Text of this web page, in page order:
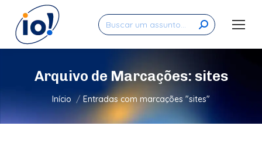
Search:
Arquivo de Marcações: sites
Você está aqui:
Início Entradas com marcações "sites"